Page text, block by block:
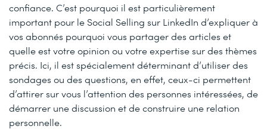
confiance. C’est pourquoi il est particulièrement
important pour le Social Selling sur LinkedIn d’expliquer à
vos abonnés pourquoi vous partager des articles et
quelle est votre opinion ou votre expertise sur des thèmes
précis. Ici, il est spécialement déterminant d’utiliser des
sondages ou des questions, en effet, ceux-ci permettent
d’attirer sur vous l’attention des personnes intéressées, de
démarrer une discussion et de construire une relation
personnelle.